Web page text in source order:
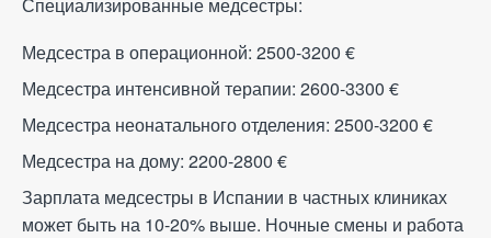
Медсестра в операционной: 2500-3200 €
Медсестра интенсивной терапии: 2600-3300 €
Медсестра неонатального отделения: 2500-3200 €
Медсестра на дому: 2200-2800 €
Зарплата медсестры в Испании в частных клиниках
может быть на 10-20% выше. Ночные смены и работа